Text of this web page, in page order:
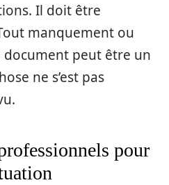
Il doit être
manquement ou
document peut être un
ne s’est pas
pour